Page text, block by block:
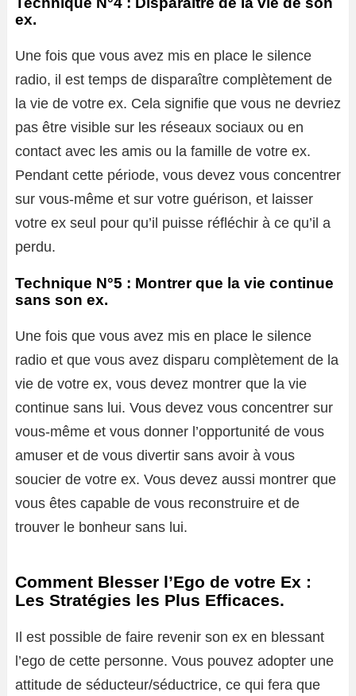
ex.
Une fois que vous avez mis en place le silence
radio, il est temps de disparaître complètement de
la vie de votre ex. Cela signifie que vous ne devriez
pas être visible sur les réseaux sociaux ou en
contact avec les amis ou la famille de votre ex.
Pendant cette période, vous devez vous concentrer
sur vous-même et sur votre guérison, et laisser
votre ex seul pour qu’il puisse réfléchir à ce qu’il a
perdu.
Technique N°5 : Montrer que la vie continue
sans son ex.
Une fois que vous avez mis en place le silence
radio et que vous avez disparu complètement de la
vie de votre ex, vous devez montrer que la vie
continue sans lui. Vous devez vous concentrer sur
vous-même et vous donner l’opportunité de vous
amuser et de vous divertir sans avoir à vous
soucier de votre ex. Vous devez aussi montrer que
vous êtes capable de vous reconstruire et de
trouver le bonheur sans lui.
Comment Blesser l’Ego de votre Ex :
Les Stratégies les Plus Efficaces.
Il est possible de faire revenir son ex en blessant
l’ego de cette personne. Vous pouvez adopter une
attitude de séducteur/séductrice, ce qui fera que